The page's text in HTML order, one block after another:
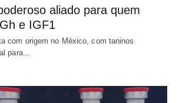
aliado para quem
e IGF1
com origem no México, com taninos
para…